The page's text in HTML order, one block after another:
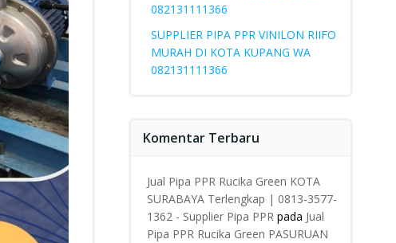
082131111366
SUPPLIER PIPA PPR VINILON RIIFO
MURAH DI KOTA KUPANG WA
082131111366
Komentar Terbaru
Jual Pipa PPR Rucika Green KOTA
SURABAYA Terlengkap | 0813-3577-
1362 - Supplier Pipa PPRpada Jual
Pipa PPR Rucika Green PASURUAN